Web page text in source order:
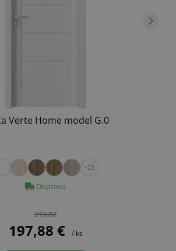
Verte Home model G.0
+23
Doprava
219.87
197,88 € / ks